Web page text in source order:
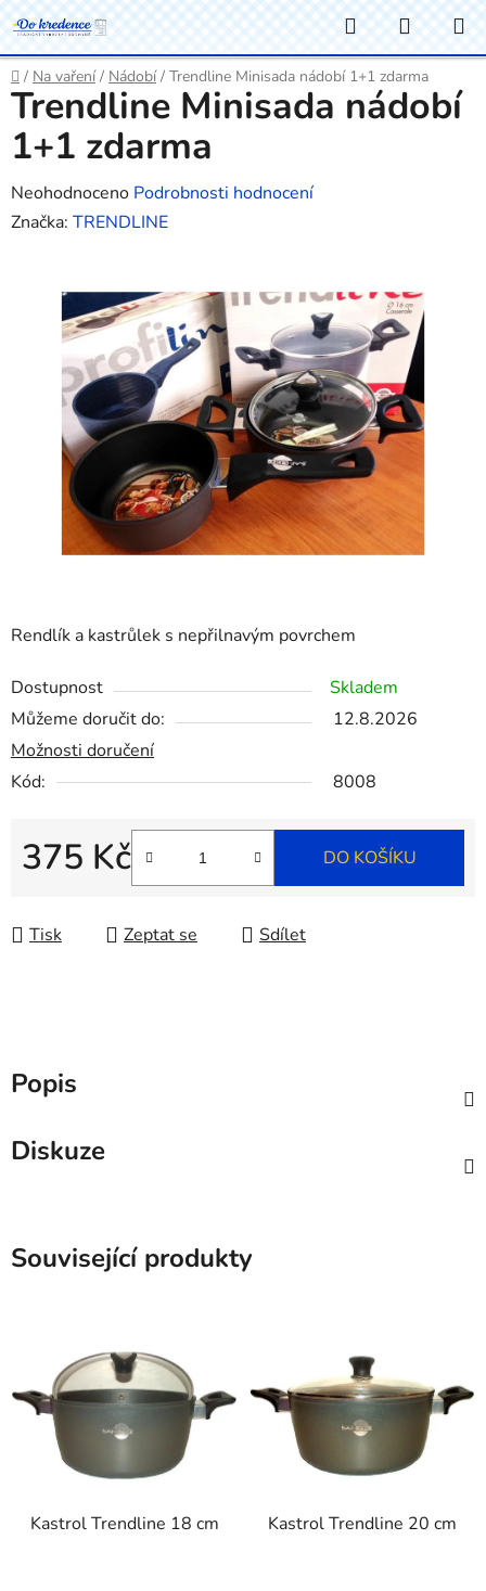
Přejít
na
obsah
Hledat
KOŠÍK
Domů
/ Na vaření / Nádobí / Trendline Minisada nádobí 1+1 zdarma
Rendlík a kastrůlek s nepřilnavým povrchem
Dostupnost
Skladem
Můžeme doručit do:
12.8.2026
Možnosti doručení
Kód:
8008
375 Kč DO KOŠÍKU
Tisk Zeptat se Sdílet
Trendline Minisada nádobí
1+1 zdarma
Průměrné
hodnocení
hvězdiček.
Neohodnoceno Podrobnosti hodnocení
Značka: TRENDLINE
Popis
Diskuze
Související produkty
Kastrol Trendline 18 cm Kastrol Trendline 20 cm